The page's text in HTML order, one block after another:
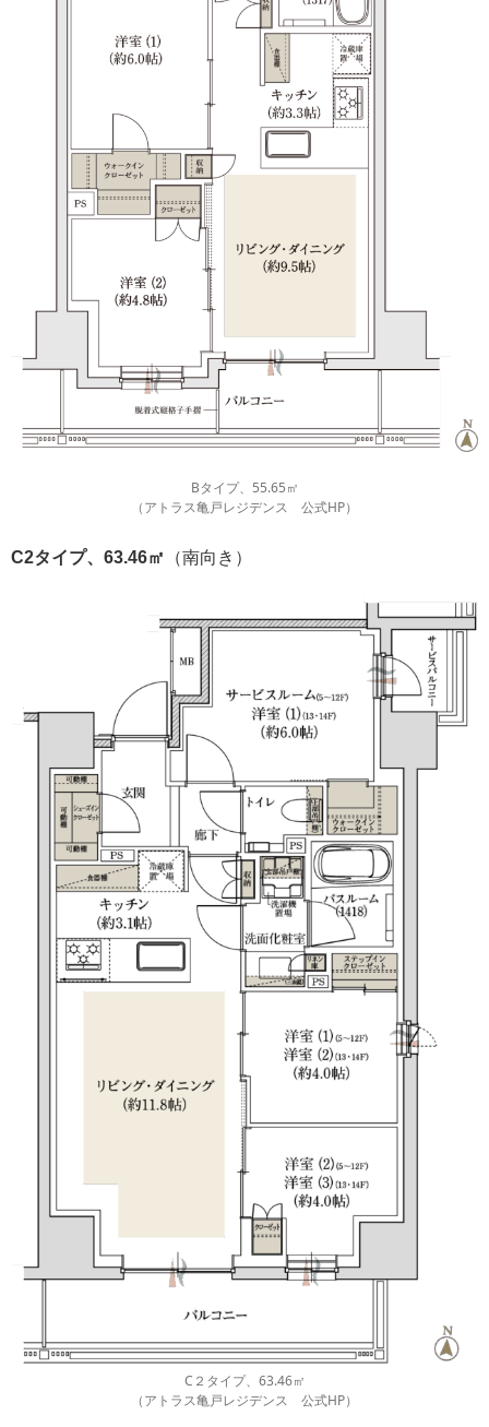
Bタイプ、55.65㎡
（アトラス亀戸レジデンス 公式HP）
C2タイプ、63.46㎡ （南向き）
C２タイプ、63.46㎡
（アトラス亀戸レジデンス 公式HP）